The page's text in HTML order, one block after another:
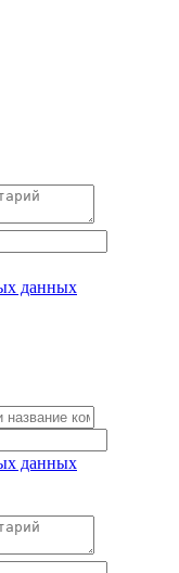
данных
данных